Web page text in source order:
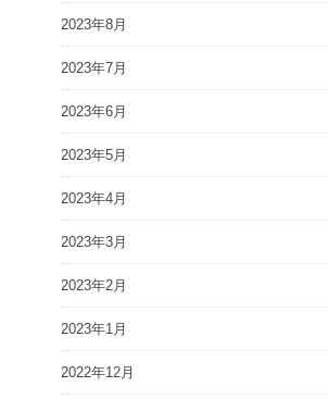
2023年8月
2023年7月
2023年6月
2023年5月
2023年4月
2023年3月
2023年2月
2023年1月
2022年12月